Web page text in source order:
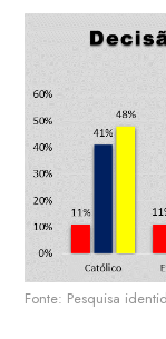
Fonte: Pesquisa